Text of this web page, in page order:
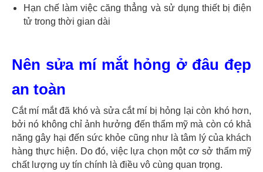
Hạn chế làm việc căng thẳng và sử dụng thiết bị điện
tử trong thời gian dài
Nên sửa mí mắt hỏng ở đâu đẹp
an toàn
Cắt mí mắt đã khó và sửa cắt mí bị hỏng lại còn khó hơn,
bởi nó không chỉ ảnh hưởng đến thẩm mỹ mà còn có khả
năng gây hại đến sức khỏe cũng như là tâm lý của khách
hàng thực hiện. Do đó, việc lựa chọn một cơ sở thẩm mỹ
chất lượng uy tín chính là điều vô cùng quan trọng.